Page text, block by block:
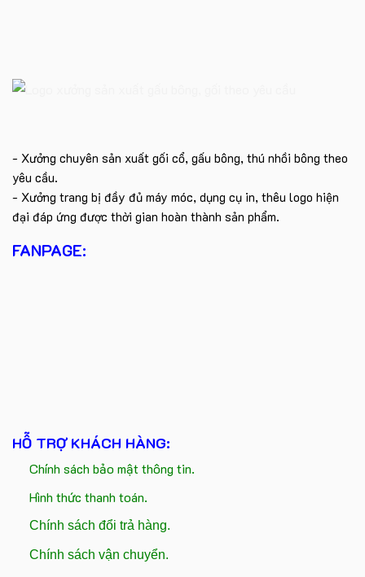
- Xưởng chuyên sản xuất gối cổ, gấu bông, thú nhồi bông theo
yêu cầu.
- Xưởng trang bị đầy đủ máy móc, dụng cụ in, thêu logo hiện
đại đáp ứng được thời gian hoàn thành sản phẩm.
FANPAGE:
HỖ TRỢ KHÁCH HÀNG:
Chính sách bảo mật thông tin.
Hình thức thanh toán.
Chính sách đổi trả hàng.
Chính sách vận chuyển.